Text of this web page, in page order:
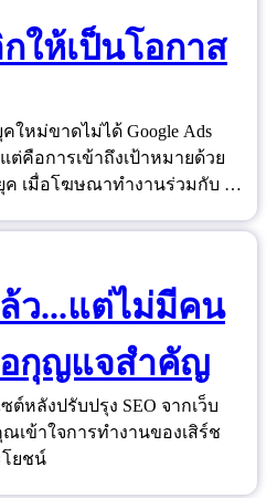
ให้เป็นโอกาส
ใหม่ขาดไม่ได้ Google Ads
คือการเข้าถึงเป้าหมายด้วย
เมื่อโฆษณาทำงานร่วมกับ AI
ว...แต่ไม่มีคน
อกุญแจสำคัญ
หลังปรับปรุง SEO จากเว็บ
ณเข้าใจการทำงานของเสิร์ช
โยชน์